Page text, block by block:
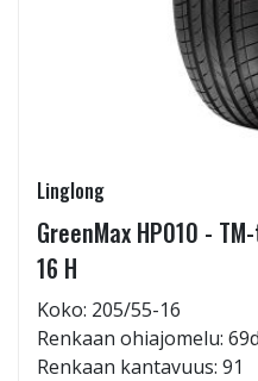
Linglong
GreenMax HP010 -
16 H
Koko: 205/55-16
Renkaan ohiajomelu:
Renkaan kantavuus: 91